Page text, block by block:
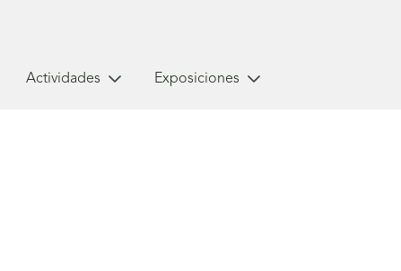
Actividades Exposiciones